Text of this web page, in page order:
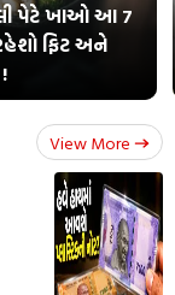
પેટે ખાઓ આ 7
ફિટ અને
View More